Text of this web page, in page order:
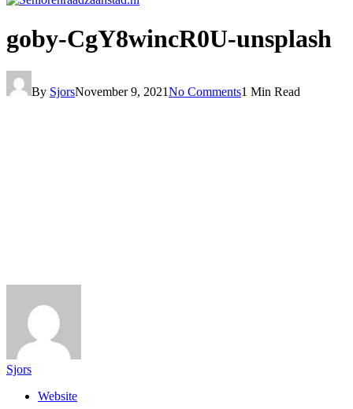
goby-CgY8wincR0U-unsplash
By SjorsNovember 9, 2021No Comments1 Min Read
Sjors
Website